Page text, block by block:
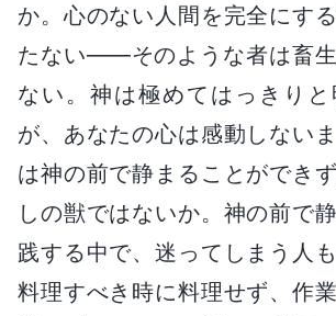
か。心のない人間を完全にす
たない――そのような者は畜生
ない。神は極めてはっきり
が、あなたの心は感動しない
は神の前で静まることができ
しの獣ではないか。神の前で
践する中で、迷ってしまう人
料理すべき時に料理せず、作